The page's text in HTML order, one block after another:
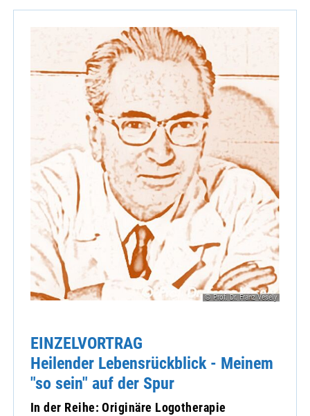
© Prof. Dr. Franz Vesely
EINZELVORTRAG
Heilender Lebensrückblick - Meinem
"so sein" auf der Spur
In der Reihe: Originäre Logotherapie